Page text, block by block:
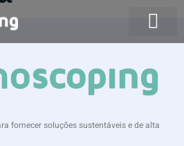
fornecer soluções sustentáveis e de alta